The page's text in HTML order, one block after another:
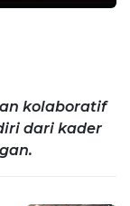
kolaboratif
dari kader